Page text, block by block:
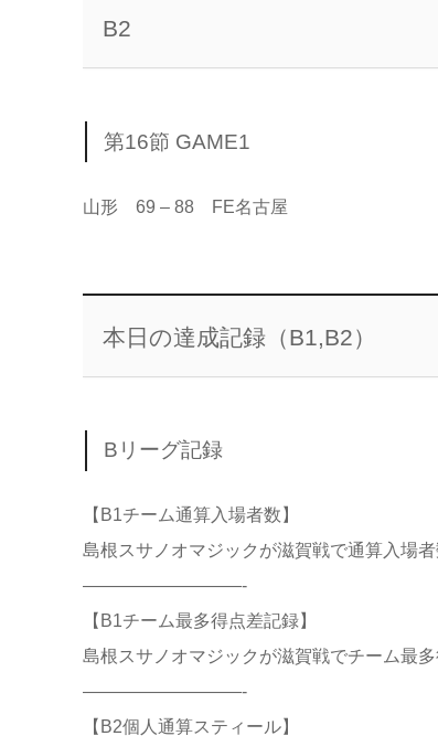
B2
第16節 GAME1
山形 69 – 88 FE名古屋
本日の達成記録（B1,B2）
Bリーグ記録
【B1チーム通算入場者数】
島根スサノオマジックが滋賀戦で通算入場
—————————-
【B1チーム最多得点差記録】
島根スサノオマジックが滋賀戦でチーム最多
—————————-
【B2個人通算スティール】